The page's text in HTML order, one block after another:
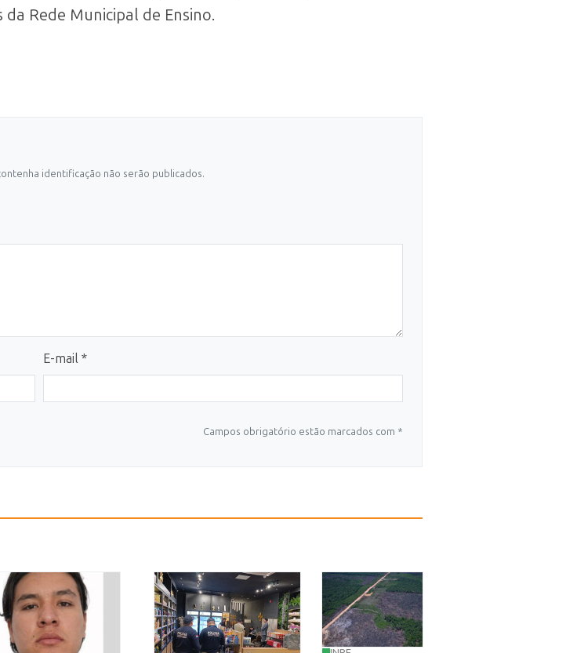
Rede Municipal de Ensino.
identificação não serão publicados.
E-mail *
Campos obrigatório estão marcados com *